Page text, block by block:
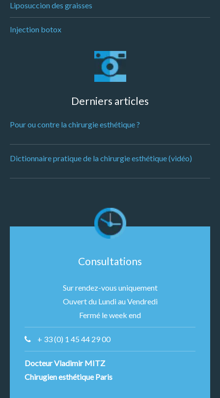
Liposuccion des graisses
Injection botox
Derniers articles
Pour ou contre la chirurgie esthétique ?
Dictionnaire pratique de la chirurgie esthétique (vidéo)
Consultations
Sur rendez-vous uniquement
Ouvert du Lundi au Vendredi
Fermé le week end
+ 33 (0) 1 45 44 29 00
Docteur Vladimir MITZ
Chirugien esthétique Paris